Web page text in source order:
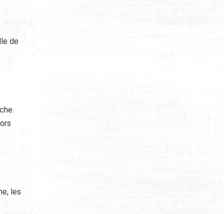
de
les